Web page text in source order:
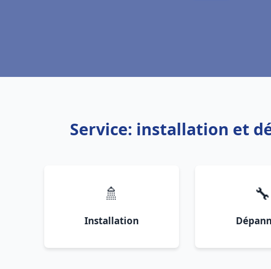
Service: installation et
🚿
Installation
🔧